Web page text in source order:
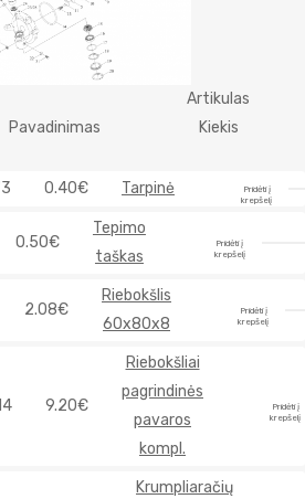
Artikulas
Pavadinimas
Kiekis
0.40€ Tarpinė
Pridėti į
krepšelį
0.50€
Tepimo
taškas
Pridėti į
krepšelį
2.08€
Riebokšlis
60x80x8
Pridėti į
krepšelį
9.20€
Riebokšliai
pagrindinės
pavaros
kompl.
Pridėti į
krepšelį
Krumpliaračių